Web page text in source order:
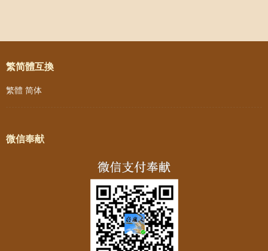
Post navigation
繁简體互換
繁體 简体
微信奉献